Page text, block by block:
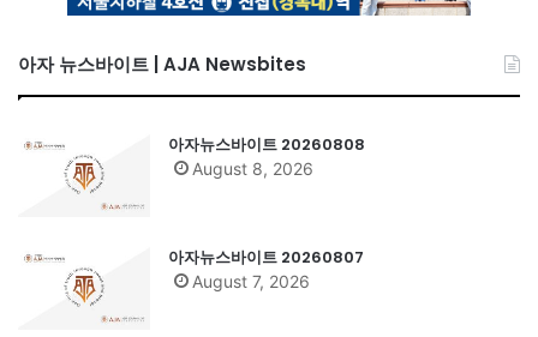
아자 뉴스바이트 | AJA Newsbites
아자뉴스바이트 20260808
August 8, 2026
아자뉴스바이트 20260807
August 7, 2026